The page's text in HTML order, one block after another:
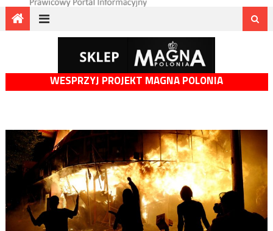
WESPRZYJ PROJEKT MAGNA POLONIA